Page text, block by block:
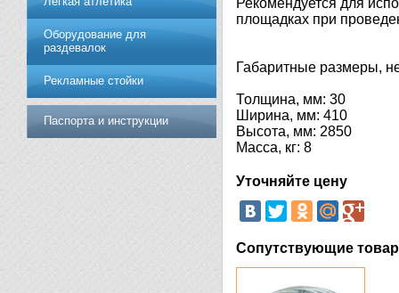
Рекомендуется для
площадках при
Габаритные размеры,
Толщина, мм: 30
Ширина, мм: 410
Высота, мм: 2850
Масса, кг: 8
Уточняйте цену
Сопутствующие
Оборудование для
раздевалок
Рекламные стойки
Паспорта и инструкции